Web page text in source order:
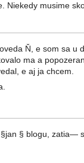
Niekedy musime
Ň, e som sa u
ma a
e aj ja chcem.
§ blogu, zatia—